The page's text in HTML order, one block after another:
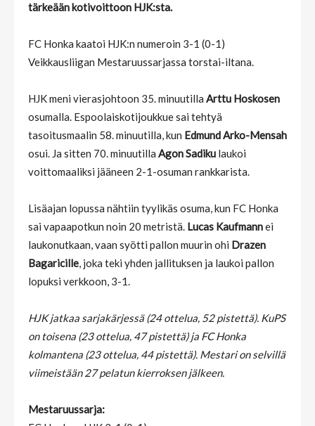
tärkeään kotivoittoon HJK:sta.
FC Honka kaatoi HJK:n numeroin 3-1 (0-1)
Veikkausliigan Mestaruussarjassa torstai-iltana.
HJK meni vierasjohtoon 35. minuutilla Arttu Hoskosen
osumalla. Espoolaiskotijoukkue sai tehtyä
tasoitusmaalin 58. minuutilla, kun Edmund Arko-Mensah
osui. Ja sitten 70. minuutilla Agon Sadiku laukoi
voittomaaliksi jääneen 2-1-osuman rankkarista.
Lisäajan lopussa nähtiin tyylikäs osuma, kun FC Honka
sai vapaapotkun noin 20 metristä. Lucas Kaufmannei
laukonutkaan, vaan syötti pallon muurin ohi Drazen
Bagaricille, joka teki yhden jallituksen ja laukoi pallon
lopuksi verkkoon, 3-1.
HJK jatkaa sarjakärjessä (24 ottelua, 52 pistettä). KuPS
on toisena (23 ottelua, 47 pistettä) ja FC Honka
kolmantena (23 ottelua, 44 pistettä). Mestari on selvillä
viimeistään 27 pelatun kierroksen jälkeen.
Mestaruussarja: